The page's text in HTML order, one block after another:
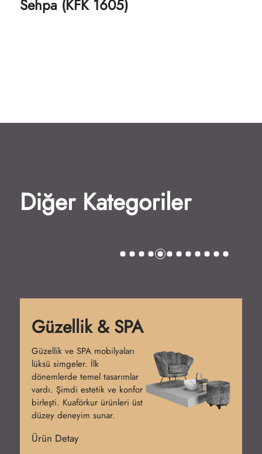
Sehpa (KFK 1605)
Diğer Kategoriler
Güzellik & SPA
Güzellik ve SPA mobilyaları
lüksü simgeler. İlk
dönemlerde temel tasarımlar
vardı. Şimdi estetik ve konfor
birleşti. Kuaförkur ürünleri üst
düzey deneyim sunar.
Ürün Detay